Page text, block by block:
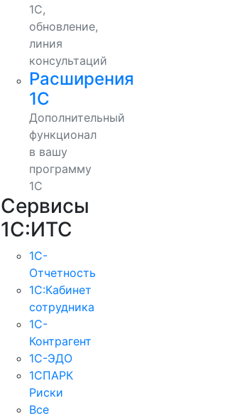
1С,
обновление,
линия
консультаций
Расширения
1С
Дополнительный
функционал
в вашу
программу
1С
Сервисы
1С:ИТС
1С-
Отчетность
1С:Кабинет
сотрудника
1С-
Контрагент
1С-ЭДО
1СПАРК
Риски
Все